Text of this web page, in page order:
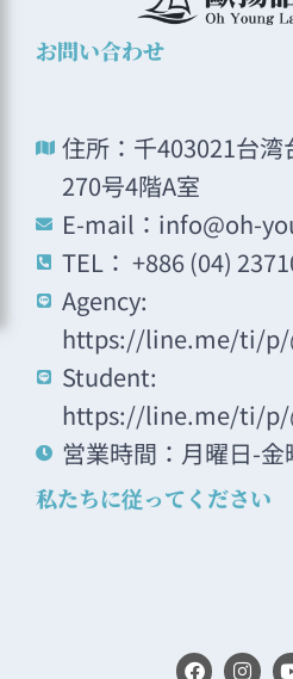
お問い合わせ
住所：千403021台
270号4階A室
E-mail：info@oh-
TEL： +886 (04)
Agency:
https://line.me/ti/p/
Student:
https://line.me/ti/p/
営業時間：月曜日-
私たちに従ってください
F I